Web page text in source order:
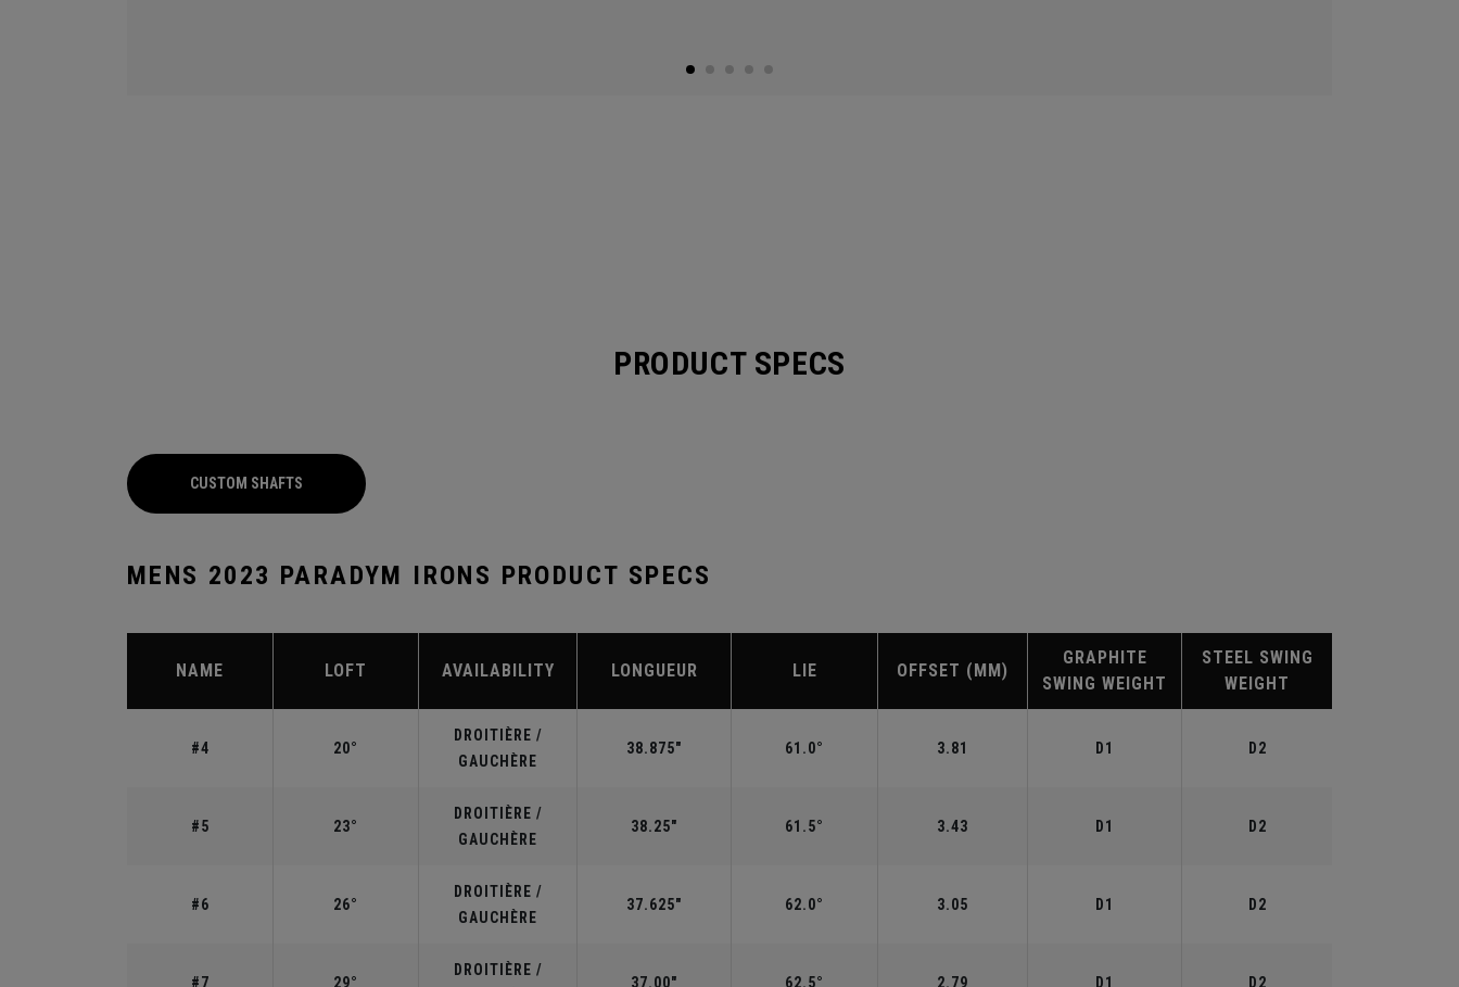
PRODUCT SPECS
CUSTOM SHAFTS
MENS 2023 PARADYM IRONS PRODUCT SPECS
NAME LOFT AVAILABILITY LONGUEUR LIE OFFSET (MM)
GRAPHITE
SWING WEIGHT
STEEL SWING
WEIGHT
#4 20°
DROITIÈRE /
GAUCHÈRE
38.875" 61.0° 3.81 D1 D2
#5 23°
DROITIÈRE /
GAUCHÈRE
38.25" 61.5° 3.43 D1 D2
#6 26°
DROITIÈRE /
GAUCHÈRE
37.625" 62.0° 3.05 D1 D2
#7 29°
DROITIÈRE /
37.00" 62.5° 2.79 D1 D2